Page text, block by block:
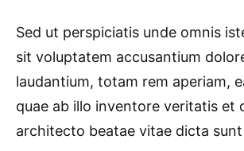
Sed ut perspiciatis unde omnis
sit voluptatem accusantium
laudantium, totam rem aperiam,
quae ab illo inventore veritatis et
architecto beatae vitae dicta